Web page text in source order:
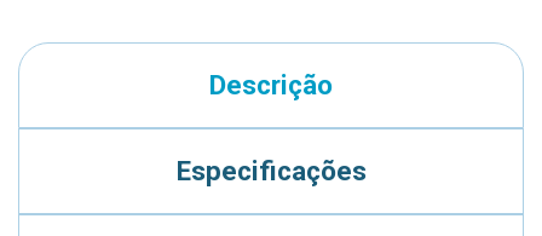
Descrição
Especificações